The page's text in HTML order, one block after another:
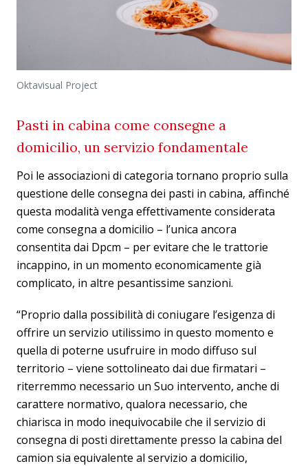
Oktavisual Project
Pasti in cabina come consegne a
domicilio, un servizio fondamentale
Poi le associazioni di categoria tornano proprio sulla
questione delle consegna dei pasti in cabina, affinché
questa modalità venga effettivamente considerata
come consegna a domicilio – l’unica ancora
consentita dai Dpcm – per evitare che le trattorie
incappino, in un momento economicamente già
complicato, in altre pesantissime sanzioni.
“Proprio dalla possibilità di coniugare l’esigenza di
offrire un servizio utilissimo in questo momento e
quella di poterne usufruire in modo diffuso sul
territorio – viene sottolineato dai due firmatari –
riterremmo necessario un Suo intervento, anche di
carattere normativo, qualora necessario, che
chiarisca in modo inequivocabile che il servizio di
consegna di posti direttamente presso la cabina del
camion sia equivalente al servizio a domicilio,